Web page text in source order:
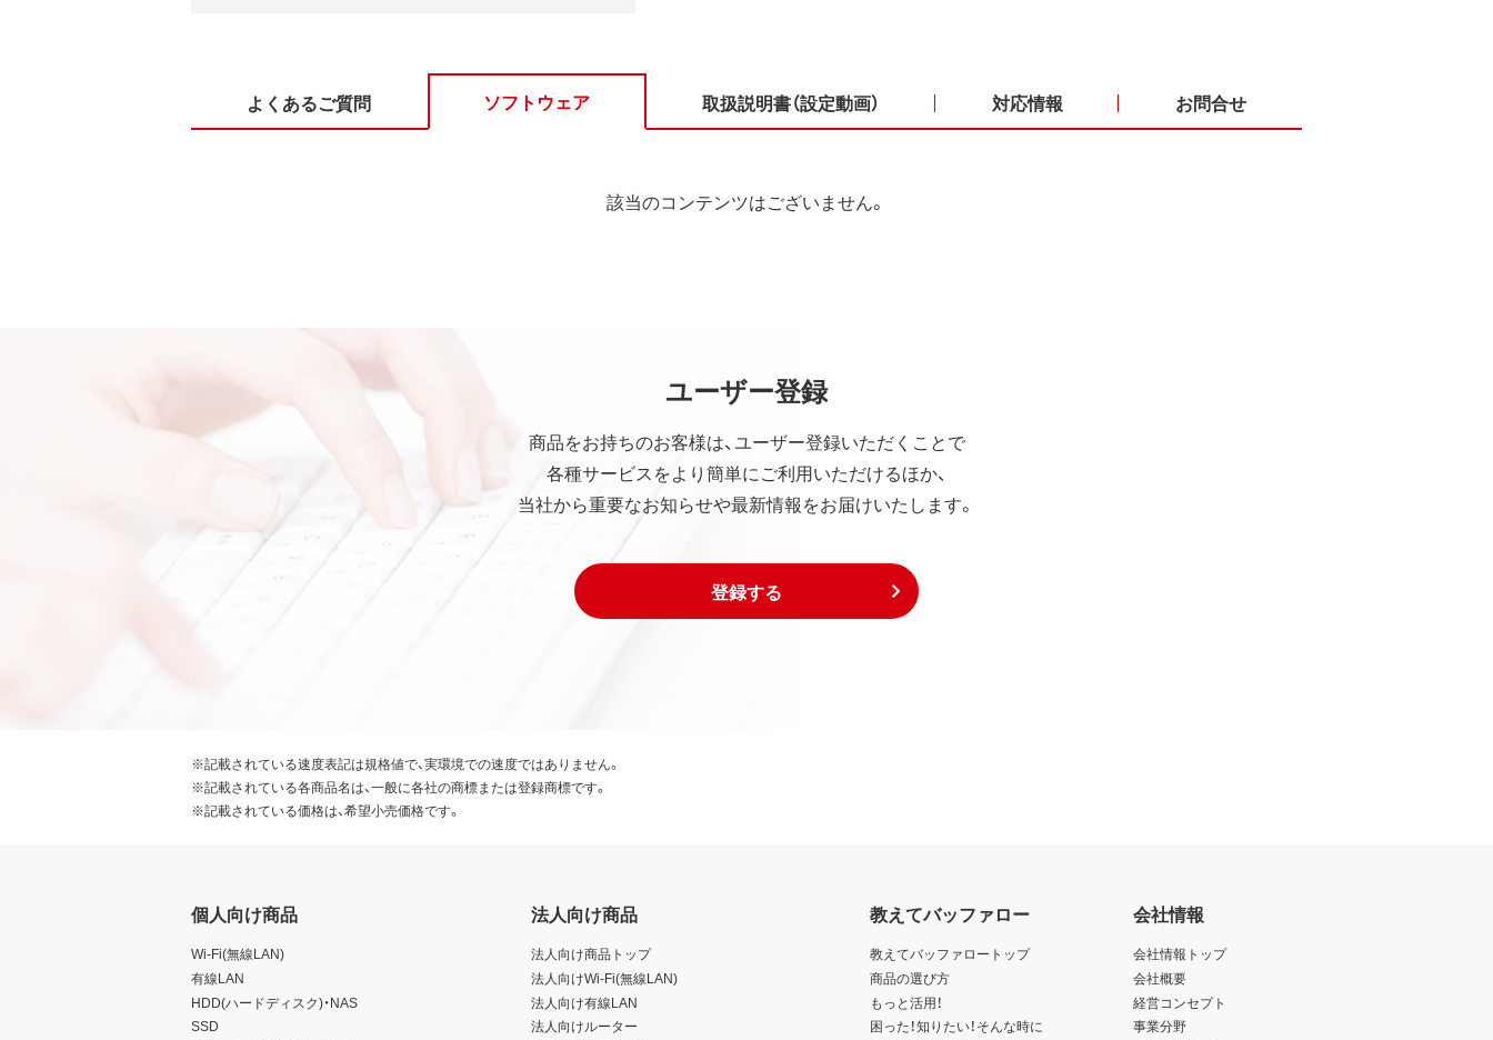
よくあるご質問 ソフトウェア 取扱説明書（設定動画） 対応情報 お問合せ
該当のコンテンツはございません。
ユーザー登録
商品をお持ちのお客様は、ユーザー登録いただくことで
各種サービスをより簡単にご利用いただけるほか、
当社から重要なお知らせや最新情報をお届けいたします。
登録する
※記載されている速度表記は規格値で、実環境での速度ではありません。
※記載されている各商品名は、一般に各社の商標または登録商標です。
※記載されている価格は、希望小売価格です。
個人向け商品
Wi-Fi(無線LAN)
有線LAN
HDD(ハードディスク)・NAS
SSD
法人向け商品
法人向け商品トップ
法人向けWi-Fi(無線LAN)
法人向け有線LAN
法人向けルーター
教えてバッファロー
教えてバッファロートップ
商品の選び方
もっと活用！
困った！知りたい！そんな時に
会社情報
会社情報トップ
会社概要
経営コンセプト
事業分野